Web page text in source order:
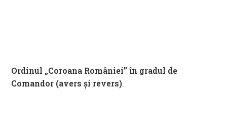
Ordinul „Coroana României” în gradul de
Comandor (avers și revers).